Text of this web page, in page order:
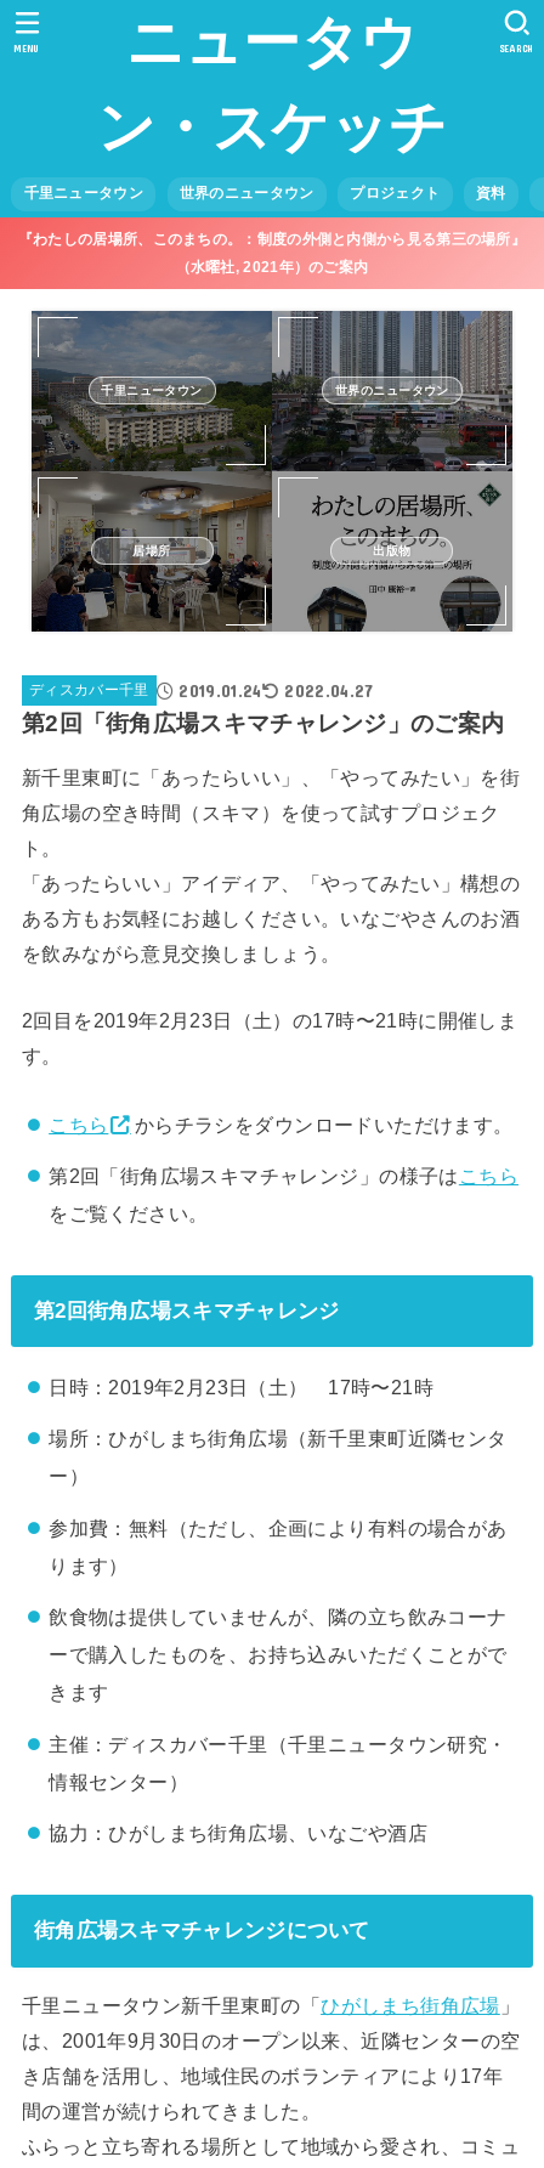
ニュータウ
ン・スケッチ
千里ニュータウン 世界のニュータウン プロジェクト 資料
SEARCH
MENU
『わたしの居場所、このまちの。：制度の外側と内側から見る第三の場所』
（水曜社, 2021年）のご案内
千里ニュータウン 世界のニュータウン
居場所 出版物
ディスカバー千里 2019.01.24 2022.04.27
第2回「街角広場スキマチャレンジ」のご案内
新千里東町に「あったらいい」、「やってみたい」を街
角広場の空き時間（スキマ）を使って試すプロジェク
ト。
「あったらいい」アイディア、「やってみたい」構想の
ある方もお気軽にお越しください。いなごやさんのお酒
を飲みながら意見交換しましょう。
2回目を2019年2月23日（土）の17時〜21時に開催しま
す。
こちら からチラシをダウンロードいただけます。
第2回「街角広場スキマチャレンジ」の様子は こちら
をご覧ください。
第2回街角広場スキマチャレンジ
日時：2019年2月23日（土） 17時〜21時
場所：ひがしまち街角広場（新千里東町近隣センタ
ー）
参加費：無料（ただし、企画により有料の場合があ
ります）
飲食物は提供していませんが、隣の立ち飲みコーナ
ーで購入したものを、お持ち込みいただくことがで
きます
主催：ディスカバー千里（千里ニュータウン研究・
情報センター）
協力：ひがしまち街角広場、いなごや酒店
街角広場スキマチャレンジについて
千里ニュータウン新千里東町の「ひがしまち街角広場 」
は、2001年9月30日のオープン以来、近隣センターの空
き店舗を活用し、地域住民のボランティアにより17年
間の運営が続けられてきました。
ふらっと立ち寄れる場所として地域から愛され、コミュ